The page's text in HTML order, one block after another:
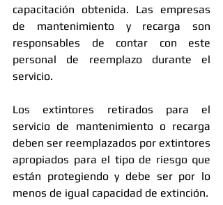
capacitación obtenida. Las empresas
de mantenimiento y recarga son
responsables de contar con este
personal de reemplazo durante el
servicio.
Los extintores retirados para el
servicio de mantenimiento o recarga
deben ser reemplazados por extintores
apropiados para el tipo de riesgo que
están protegiendo y debe ser por lo